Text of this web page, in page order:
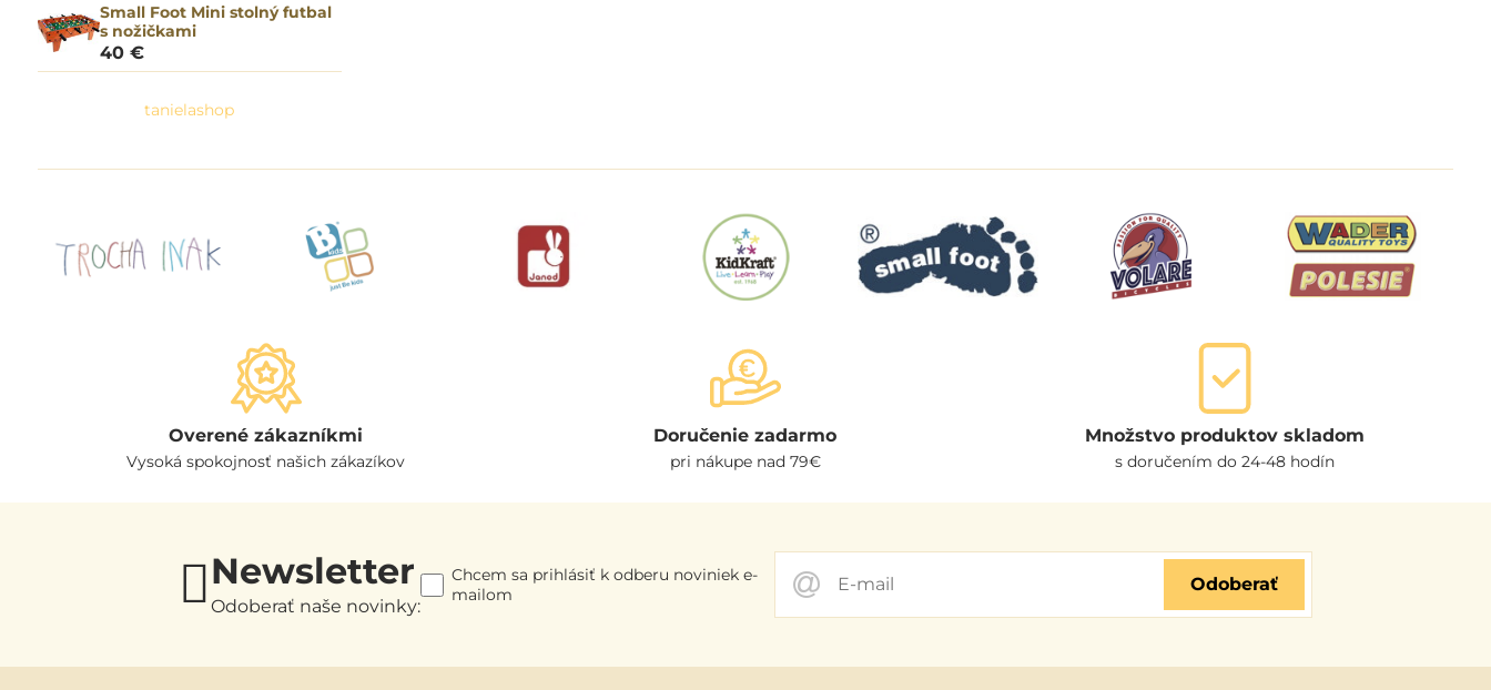
Small Foot Mini stolný futbal
s nožičkami
40 €
tanielashop
Overené zákazníkmi
Vysoká spokojnosť našich zákazíkov
Doručenie zadarmo
pri nákupe nad 79€
Množstvo produktov skladom
s doručením do 24-48 hodín
Newsletter
Odoberať naše novinky:
Odoberať
Chcem sa prihlásiť k odberu noviniek e-
mailom